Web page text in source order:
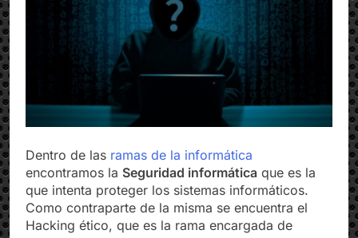
Dentro de las ramas de la informática
encontramos la Seguridad informática que es la
que intenta proteger los sistemas informáticos.
Como contraparte de la misma se encuentra el
Hacking ético, que es la rama encargada de